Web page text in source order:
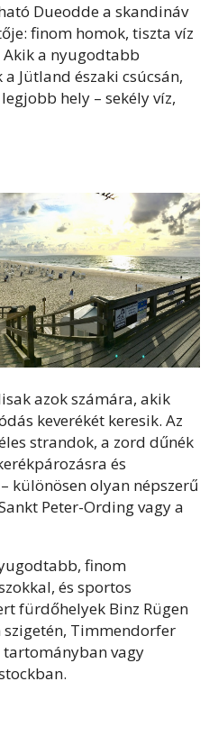
Dueodde a skandináv
finom homok, tiszta víz
a nyugodtabb
Jütland északi csúcsán,
hely – sekély víz,
azok számára, akik
keverékét keresik. Az
strandok, a zord dűnék
és
különösen olyan népszerű
Peter-Ording vagy a
finom
és sportos
fürdőhelyek Binz Rügen
szigetén, Timmendorfer
tartományban vagy